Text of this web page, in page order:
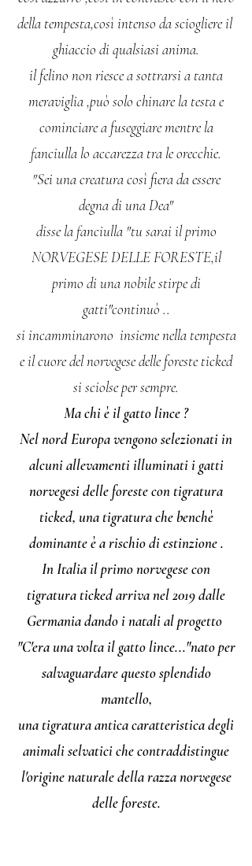
della tempesta,così intenso da sciogliere il
ghiaccio di qualsiasi anima.
il felino non riesce a sottrarsi a tanta
meraviglia ,può solo chinare la testa e
cominciare a fuseggiare mentre la
fanciulla lo accarezza tra le orecchie.
"Sei una creatura così fiera da essere
degna di una Dea"
disse la fanciulla "tu sarai il primo
NORVEGESE DELLE FORESTE,il
primo di una nobile stirpe di
gatti"continuò ..
si incamminarono insieme nella tempesta
e il cuore del norvegese delle foreste ticked
si sciolse per sempre.
Ma chi è il gatto lince ?
Nel nord Europa vengono selezionati in
alcuni allevamenti illuminati i gatti
norvegesi delle foreste con tigratura
ticked, una tigratura che benchè
dominante è a rischio di estinzione .
In Italia il primo norvegese con
tigratura ticked arriva nel 2019 dalle
Germania dando i natali al progetto
"C'era una volta il gatto lince..."nato per
salvaguardare questo splendido
mantello,
una tigratura antica caratteristica degli
animali selvatici che contraddistingue
l'origine naturale della razza norvegese
delle foreste.